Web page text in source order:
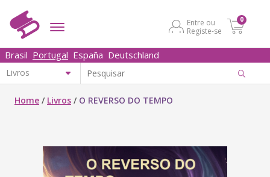
Entre ou
Registe-se
0
Brasil Portugal España Deutschland
Home / Livros / O REVERSO DO TEMPO